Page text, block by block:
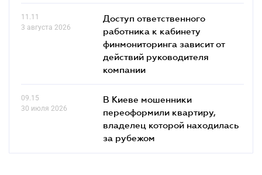
11.11
3 августа 2026
Доступ ответственного
работника к кабинету
финмониторинга зависит от
действий руководителя
компании
09.15
30 июля 2026
В Киеве мошенники
переоформили квартиру,
владелец которой находилась
за рубежом